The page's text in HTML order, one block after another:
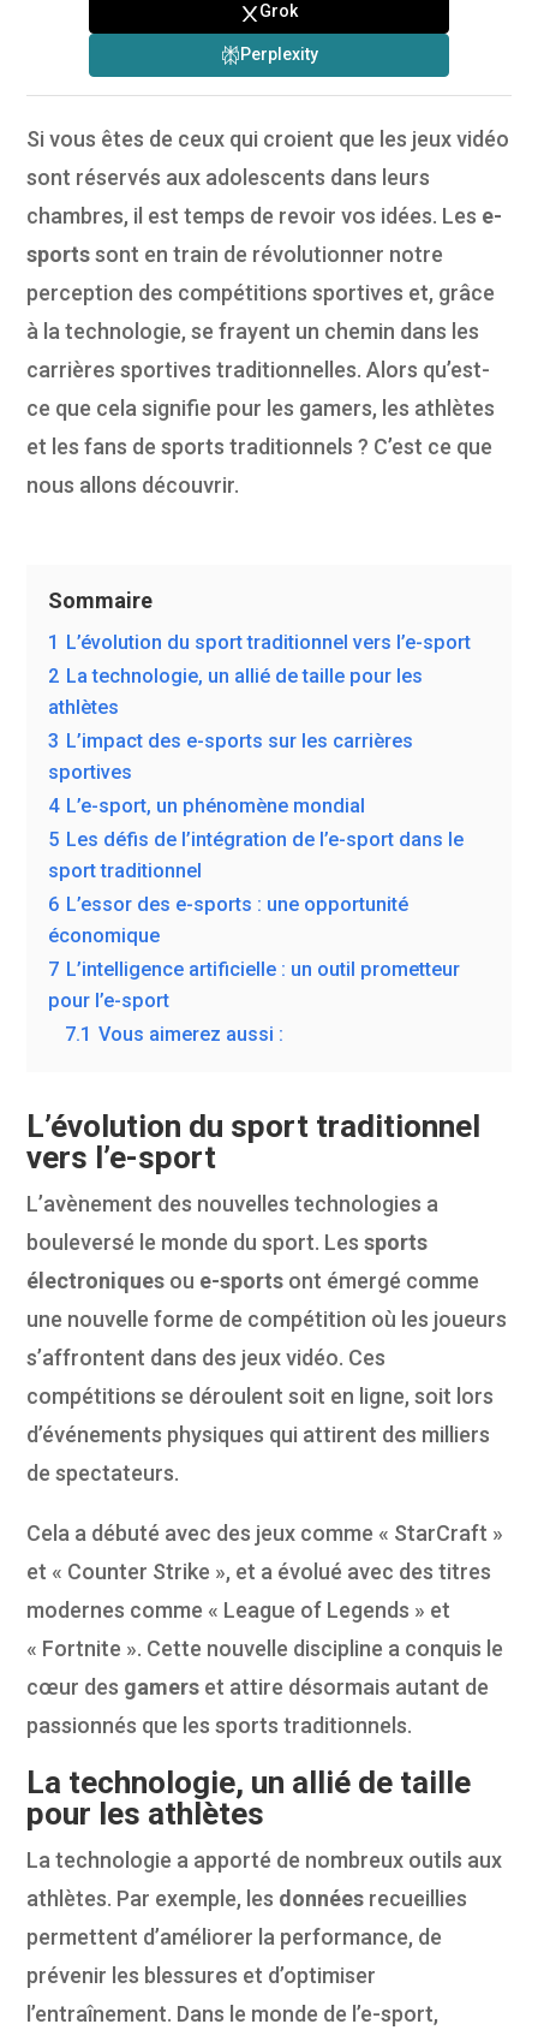
Grok
Perplexity
Si vous êtes de ceux qui croient que les jeux vidéo
sont réservés aux adolescents dans leurs
chambres, il est temps de revoir vos idées. Les e-
sportssont en train de révolutionner notre
perception des compétitions sportives et, grâce
à la technologie, se frayent un chemin dans les
carrières sportives traditionnelles. Alors qu’est-
ce que cela signifie pour les gamers, les athlètes
et les fans de sports traditionnels ? C’est ce que
nous allons découvrir.
Sommaire
1 L’évolution du sport traditionnel vers l’e-sport
2 La technologie, un allié de taille pour les
athlètes
3 L’impact des e-sports sur les carrières
sportives
4 L’e-sport, un phénomène mondial
5 Les défis de l’intégration de l’e-sport dans le
sport traditionnel
6 L’essor des e-sports : une opportunité
économique
7 L’intelligence artificielle : un outil prometteur
pour l’e-sport
7.1 Vous aimerez aussi :
L’évolution du sport traditionnel
vers l’e-sport
L’avènement des nouvelles technologies a
bouleversé le monde du sport. Lessports
électroniques ou e-sports ont émergé comme
une nouvelle forme de compétition où les joueurs
s’affrontent dans des jeux vidéo. Ces
compétitions se déroulent soit en ligne, soit lors
d’événements physiques qui attirent des milliers
de spectateurs.
Cela a débuté avec des jeux comme « StarCraft »
et « Counter Strike », et a évolué avec des titres
modernes comme « League of Legends » et
« Fortnite ». Cette nouvelle discipline a conquis le
cœur des gamers et attire désormais autant de
passionnés que les sports traditionnels.
La technologie, un allié de taille
pour les athlètes
La technologie a apporté de nombreux outils aux
athlètes. Par exemple, les données recueillies
permettent d’améliorer la performance, de
prévenir les blessures et d’optimiser
l’entraînement. Dans le monde de l’e-sport,